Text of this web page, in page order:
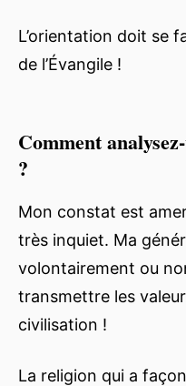
L’orientation doit se
de l’Évangile !
Comment
?
Mon constat est
très inquiet. Ma
volontairement ou
transmettre les
civilisation !
La religion qui a